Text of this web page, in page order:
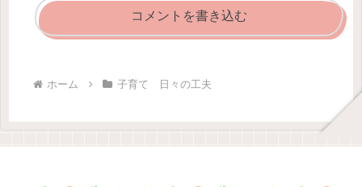
コメントを書き込む
ホーム 子育て 日々の工夫